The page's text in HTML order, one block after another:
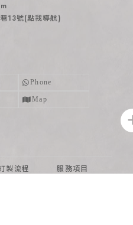
13號(點我導航)
製流程
服務項目